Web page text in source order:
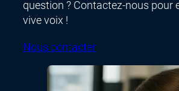
question ? Contactez-nous pour
vive voix !
Nous contacter